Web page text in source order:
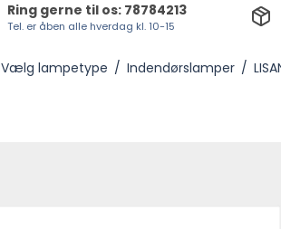
Moretti Luce
Ring gerne til os: 78784213
Tel. er åben alle hverdag kl. 10-15
Vælg lampetype / Indendørslamper /